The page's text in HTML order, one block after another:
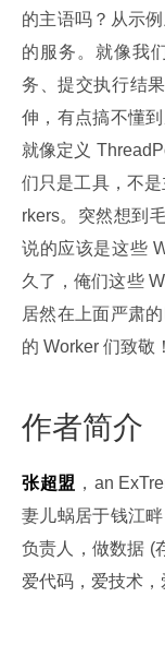
的主语吗？从示
的服务。就像我
务、提交执行结
伸，有点搞不懂
就像定义
们只是工具，不
rkers。突然想到
说的应该是这些
久了，俺们这些
居然在上面严肃
的 Worker 们致敬！
作者简介
张超盟 ，an
妻儿蜗居于钱江
负责人，做数据 (
爱代码，爱技术